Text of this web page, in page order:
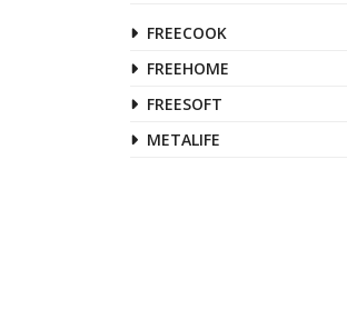
FREECOOK
FREEHOME
FREESOFT
METALIFE